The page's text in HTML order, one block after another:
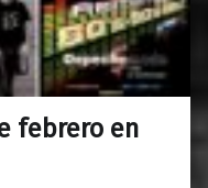
febrero en